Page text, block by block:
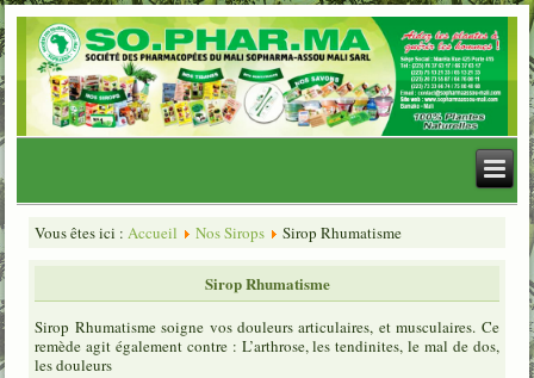
Vous êtes ici :Accueil Nos Sirops Sirop Rhumatisme
Sirop Rhumatisme
Sirop Rhumatisme soigne vos douleurs articulaires, et musculaires. Ce
remède agit également contre : L’arthrose, les tendinites, le mal de dos,
les douleurs